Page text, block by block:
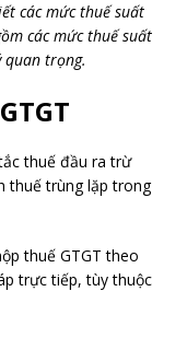
các mức thuế suất
các mức thuế suất
quan trọng.
thuế đầu ra trừ
thuế trùng lặp trong
thuế GTGT theo
trực tiếp, tùy thuộc